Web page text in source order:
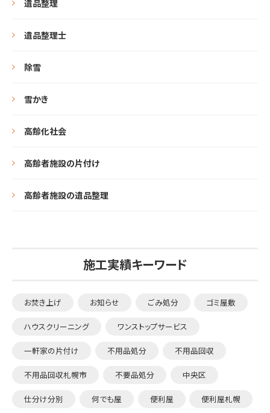
遺品整理
遺品整理士
除雪
雪かき
高齢化社会
高齢者施設の片付け
高齢者施設の遺品整理
施工実績キーワード
お焚き上げ お知らせ ごみ処分 ゴミ屋敷
ハウスクリーニング ワンストップサービス
一軒家の片付け 不用品処分 不用品回収
不用品回収札幌市 不要品処分 中央区
仕分け分別 何でも屋 便利屋 便利屋札幌